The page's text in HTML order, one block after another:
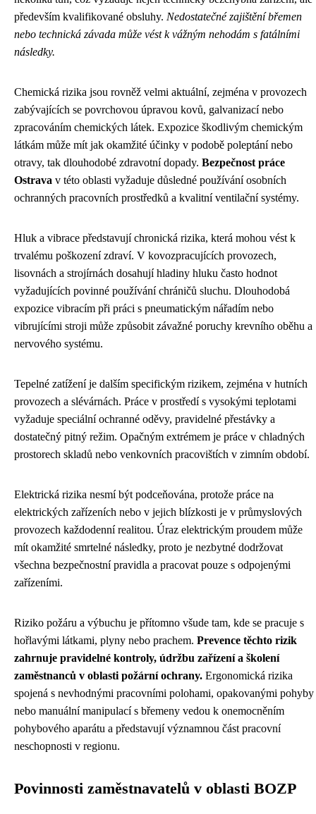
především kvalifikované obsluhy. Nedostatečné zajištění břemen
nebo technická závada může vést k vážným nehodám s fatálními
následky.
Chemická rizika jsou rovněž velmi aktuální, zejména v provozech
zabývajících se povrchovou úpravou kovů, galvanizací nebo
zpracováním chemických látek. Expozice škodlivým chemickým
látkám může mít jak okamžité účinky v podobě poleptání nebo
otravy, tak dlouhodobé zdravotní dopady. Bezpečnost práce
Ostrava v této oblasti vyžaduje důsledné používání osobních
ochranných pracovních prostředků a kvalitní ventilační systémy.
Hluk a vibrace představují chronická rizika, která mohou vést k
trvalému poškození zdraví. V kovozpracujících provozech,
lisovnách a strojírnách dosahují hladiny hluku často hodnot
vyžadujících povinné používání chráničů sluchu. Dlouhodobá
expozice vibracím při práci s pneumatickým nářadím nebo
vibrujícími stroji může způsobit závažné poruchy krevního oběhu a
nervového systému.
Tepelné zatížení je dalším specifickým rizikem, zejména v hutních
provozech a slévárnách. Práce v prostředí s vysokými teplotami
vyžaduje speciální ochranné oděvy, pravidelné přestávky a
dostatečný pitný režim. Opačným extrémem je práce v chladných
prostorech skladů nebo venkovních pracovištích v zimním období.
Elektrická rizika nesmí být podceňována, protože práce na
elektrických zařízeních nebo v jejich blízkosti je v průmyslových
provozech každodenní realitou. Úraz elektrickým proudem může
mít okamžité smrtelné následky, proto je nezbytné dodržovat
všechna bezpečnostní pravidla a pracovat pouze s odpojenými
zařízeními.
Riziko požáru a výbuchu je přítomno všude tam, kde se pracuje s
hořlavými látkami, plyny nebo prachem. Prevence těchto rizik
zahrnuje pravidelné kontroly, údržbu zařízení a školení
zaměstnanců v oblasti požární ochrany. Ergonomická rizika
spojená s nevhodnými pracovními polohami, opakovanými pohyby
nebo manuální manipulací s břemeny vedou k onemocněním
pohybového aparátu a představují významnou část pracovní
neschopnosti v regionu.
Povinnosti zaměstnavatelů v oblasti BOZP